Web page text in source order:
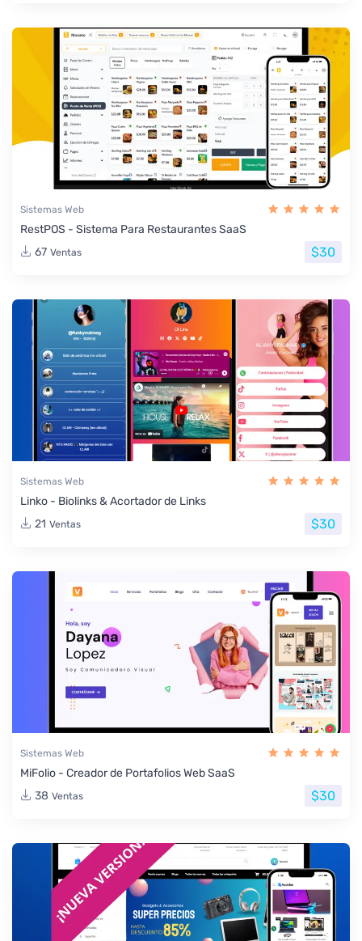
Sistemas Web
RestPOS - Sistema Para Restaurantes SaaS
67 Ventas $30
Sistemas Web
Linko - Biolinks & Acortador de Links
21 Ventas $30
Sistemas Web
MiFolio - Creador de Portafolios Web SaaS
38 Ventas $30